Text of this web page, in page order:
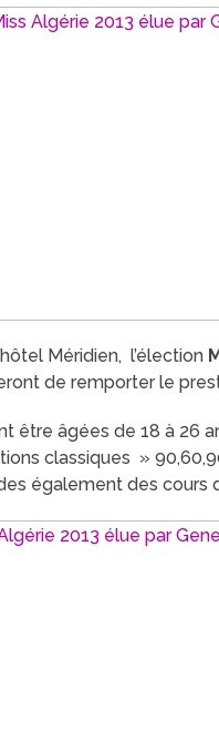
Méridien, l’élection
de remporter le
être âgées de 18 à 26
classiques »
également des